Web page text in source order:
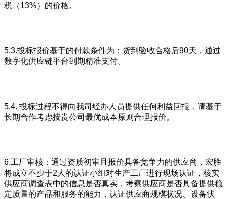
税（13%）的价格。
5.3.投标报价基于的付款条件为：货到验收合格后90天，通过
数字化供应链平台到期精准支付。
5.4. 投标过程不得向我司经办人员提供任何利益回报，请基于
长期合作考虑按贵公司最优成本原则合理报价。
6.工厂审核：通过资质初审且报价具备竞争力的供应商，宏胜
将成立不少于2人的认证小组对生产工厂进行现场认证，核实
供应商调查表中的信息是否真实，考察供应商是否具备提供稳
定质量的产品和服务的能力，认证供应商规模状况、设备状